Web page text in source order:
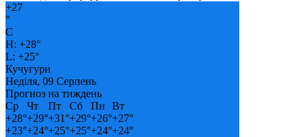
+27
°
C
H: +28°
L: +25°
Кучугури
Неділя, 09 Серпень
Прогноз на тиждень
Ср
Чт Пт Сб Пн
Вт
+28°+29°+31°+29°+26°+27°
+23°+24°+25°+25°+24°+24°